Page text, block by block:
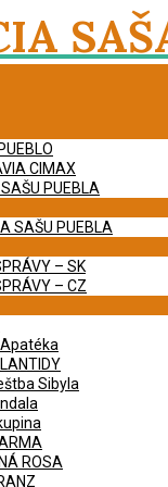
CIMAX
PUEBLA
SAŠU PUEBLA
– SK
– CZ
Sibyla
ROSA